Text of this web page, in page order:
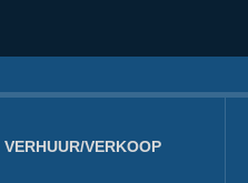
VERHUUR/VERKOOP